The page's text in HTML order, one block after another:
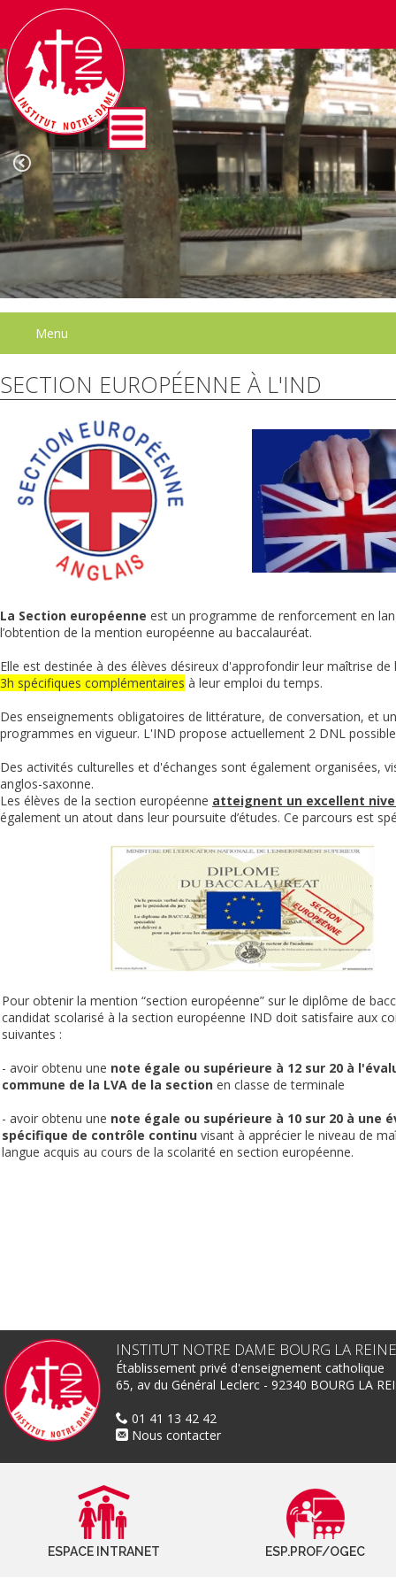
Menu
SECTION EUROPÉENNE À L'IND
La Section européenne est un programme de renforcement en
l’obtention de la mention européenne au baccalauréat.
Elle est destinée à des élèves désireux d'approfondir leur maîtrise de
3h spécifiques complémentaires à leur emploi du temps.
Des enseignements obligatoires de littérature, de conversation, et
programmes en vigueur. L'IND propose actuellement 2 DNL
Des activités culturelles et d'échanges sont également organisées,
anglos-saxonne.
Les élèves de la section européenne atteignent un excellent
également un atout dans leur poursuite d’études. Ce parcours est
Pour obtenir la mention “section européenne” sur le diplôme de
candidat scolarisé à la section européenne IND doit satisfaire aux
suivantes :
- avoir obtenu une note égale ou supérieure à 12 sur 20 à
commune de la LVA de la section en classe de terminale
- avoir obtenu une note égale ou supérieure à 10 sur 20 à une
spécifique de contrôle continu visant à apprécier le niveau de
langue acquis au cours de la scolarité en section européenne.
INSTITUT NOTRE DAME BOURG LA
Établissement privé d'enseignement catholique
65, av du Général Leclerc - 92340 BOURG LA
01 41 13 42 42
Nous contacter
ESPACE INTRANET ESP.PROF/OGEC